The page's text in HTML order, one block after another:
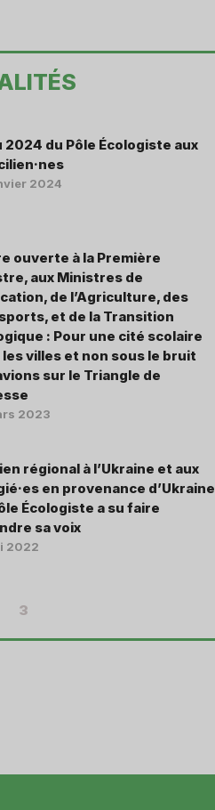
2024 du Pôle Écologiste aux
2024
ouverte à la Première
aux Ministres de
de l’Agriculture, des
et de la Transition
: Pour une cité scolaire
les villes et non sous le bruit
sur le Triangle de
2023
régional à l’Ukraine et aux
en provenance d’Ukraine
Écologiste a su faire
sa voix
2022
3